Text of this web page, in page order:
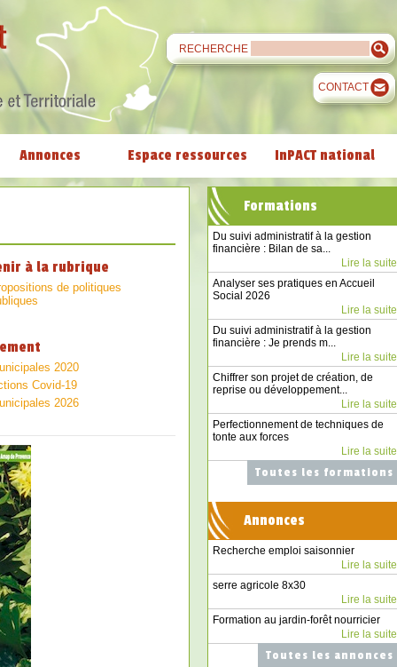
RECHERCHE
CONTACT
Annonces Espace ressources InPACT national
à la rubrique
de politiques
2020
Covid-19
2026
Formations
Du suivi administratif à la gestion
financière : Bilan de sa...
Lire la suite
Analyser ses pratiques en Accueil
Social 2026
Lire la suite
Du suivi administratif à la gestion
financière : Je prends m...
Lire la suite
Chiffrer son projet de création, de
reprise ou développement...
Lire la suite
Perfectionnement de techniques de
tonte aux forces
Lire la suite
Toutes les formations
Annonces
Recherche emploi saisonnier
Lire la suite
serre agricole 8x30
Lire la suite
Formation au jardin-forêt nourricier
Lire la suite
Toutes les annonces